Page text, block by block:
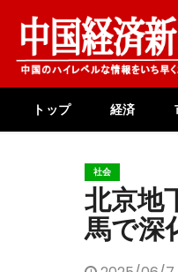
content
トップ 経済
社会
北京地
馬で深